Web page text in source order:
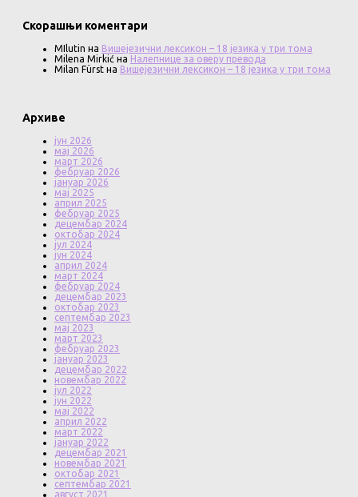
Скорашњи коментари
MIlutin на Вишејезични лексикон – 18 језика у три тома
Milena Mirkić на Налепнице за оверу превода
Milan Fürst на Вишејезични лексикон – 18 језика у три тома
Архиве
јун 2026
мај 2026
март 2026
фебруар 2026
јануар 2026
мај 2025
април 2025
фебруар 2025
децембар 2024
октобар 2024
јул 2024
јун 2024
април 2024
март 2024
фебруар 2024
децембар 2023
октобар 2023
септембар 2023
мај 2023
март 2023
фебруар 2023
јануар 2023
децембар 2022
новембар 2022
јул 2022
јун 2022
мај 2022
април 2022
март 2022
јануар 2022
децембар 2021
новембар 2021
октобар 2021
септембар 2021
август 2021